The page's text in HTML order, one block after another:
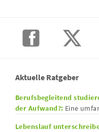
Aktuelle Ratgeber
Berufsbegleitend
der Aufwand?: Eine
Lebenslauf